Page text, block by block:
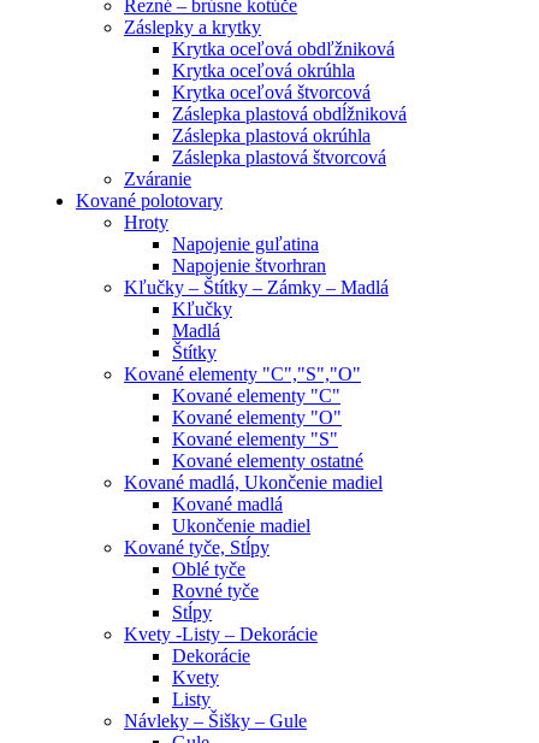
Rezné – brúsne kotúče
Záslepky a krytky
Krytka oceľová obdľžniková
Krytka oceľová okrúhla
Krytka oceľová štvorcová
Záslepka plastová obdĺžniková
Záslepka plastová okrúhla
Záslepka plastová štvorcová
Zváranie
Kované polotovary
Hroty
Napojenie guľatina
Napojenie štvorhran
Kľučky – Štítky – Zámky – Madlá
Kľučky
Madlá
Štítky
Kované elementy "C","S","O"
Kované elementy "C"
Kované elementy "O"
Kované elementy "S"
Kované elementy ostatné
Kované madlá, Ukončenie madiel
Kované madlá
Ukončenie madiel
Kované tyče, Stĺpy
Oblé tyče
Rovné tyče
Stĺpy
Kvety -Listy – Dekorácie
Dekorácie
Kvety
Listy
Návleky – Šišky – Gule